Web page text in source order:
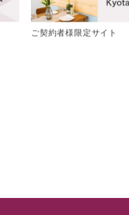
ご契約者様限定サイト